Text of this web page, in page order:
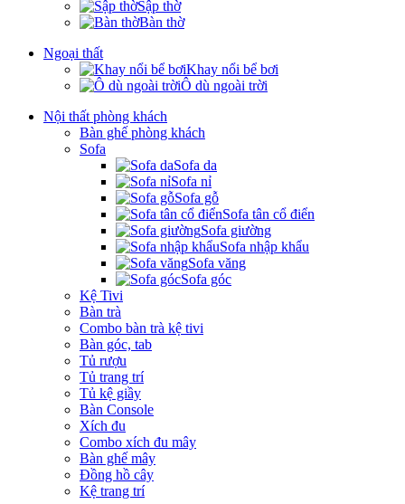
Sập thờ
Bàn thờ
Ngoại thất
Khay nổi bể bơi
Ô dù ngoài trời
Nội thất phòng khách
Bàn ghế phòng khách
Sofa
Sofa da
Sofa nỉ
Sofa gỗ
Sofa tân cổ điển
Sofa giường
Sofa nhập khẩu
Sofa văng
Sofa góc
Kệ Tivi
Bàn trà
Combo bàn trà kệ tivi
Bàn góc, tab
Tủ rượu
Tủ trang trí
Tủ kệ giầy
Bàn Console
Xích đu
Combo xích đu mây
Bàn ghế mây
Đồng hồ cây
Kệ trang trí